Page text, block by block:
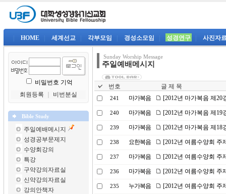
HOME 세계선교 각부모임 경성소모임 성경연구 사진자
비밀번호 기억
회원등록
비번분실
Bible Study
주일예배메시지
성경공부문제지
수양회강의
특강
구약강의자료실
신약강의자료실
강의안책자
Sunday Worship Message
주일예배메시지
번호 글 제 목
241 마가복음 [2012년 마가복음 제
240 마가복음 [2012년 마가복음 제19
239 마가복음 [2012년 마가복음 제18
238 요한복음 [2012년 여름수양회 주
237 마가복음 [2012년 여름수양회 주
236 마가복음 [2012년 여름수양회 주
235 누가복음 [2012년 여름수양회 주